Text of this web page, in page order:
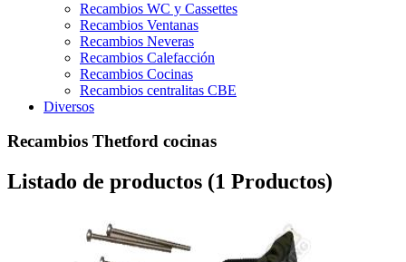
Recambios WC y Cassettes
Recambios Ventanas
Recambios Neveras
Recambios Calefacción
Recambios Cocinas
Recambios centralitas CBE
Diversos
Recambios Thetford cocinas
Listado de productos (1 Productos)